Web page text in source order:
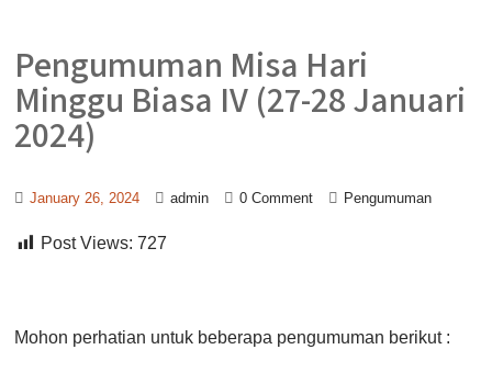
Pengumuman Misa Hari
Minggu Biasa IV (27-28 Januari
2024)
January 26, 2024 admin 0 Comment Pengumuman
Post Views: 727
Mohon perhatian untuk beberapa pengumuman berikut :